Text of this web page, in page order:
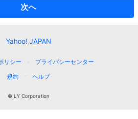
次へ
Yahoo! JAPAN
リシー
プライバシーセンター
規約
ヘルプ
© LY Corporation